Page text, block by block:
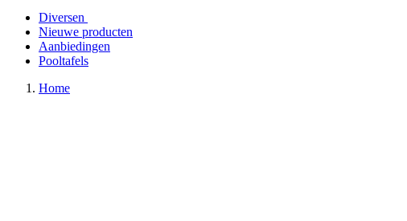
Diversen
Nieuwe producten
Aanbiedingen
Pooltafels
Home